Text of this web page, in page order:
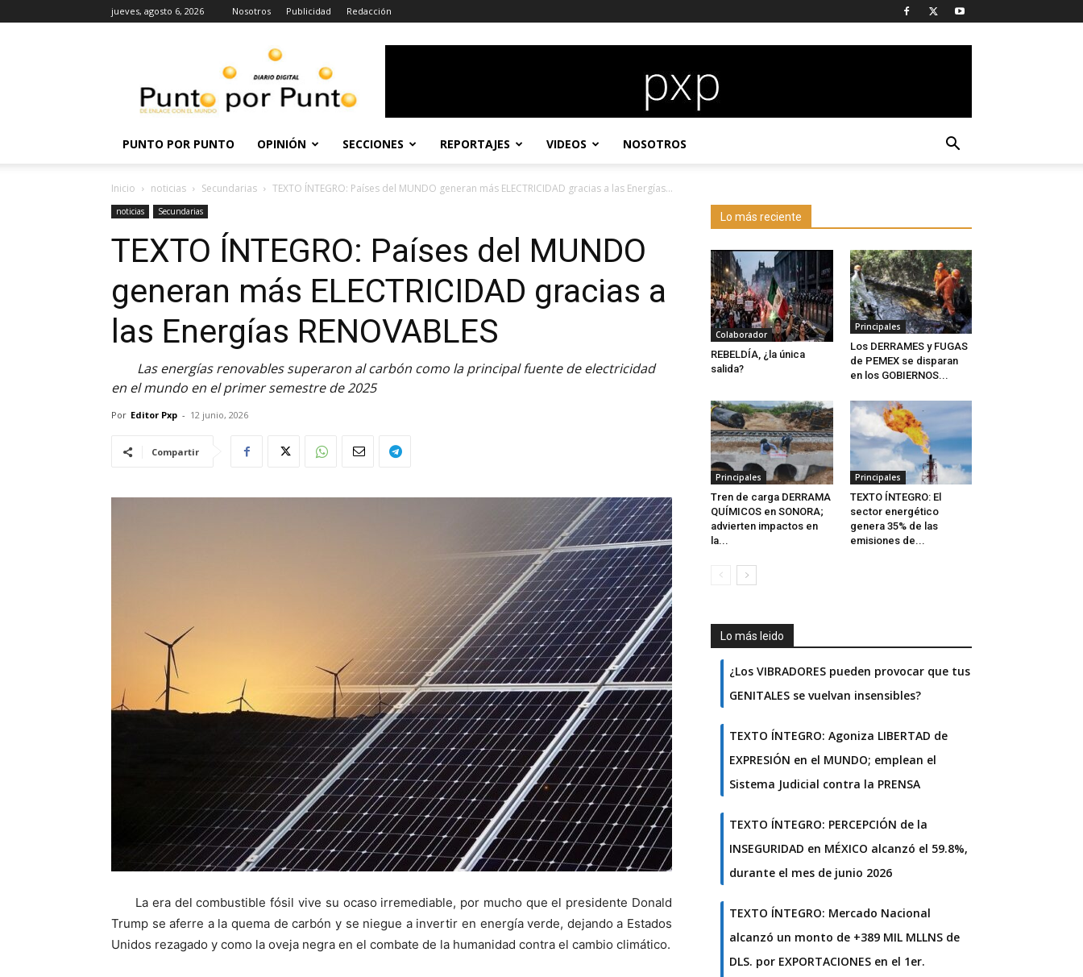
jueves, agosto 6, 2026 Nosotros Publicidad Redacción
Punto
PUNTO POR PUNTO OPINIÓN SECCIONES REPORTAJES VIDEOS NOSOTROS
Inicio noticias Secundarias TEXTO ÍNTEGRO: Países del MUNDO generan más ELECTRICIDAD gracias a las Energías...
noticias Secundarias
TEXTO ÍNTEGRO: Países del MUNDO
generan más ELECTRICIDAD gracias a
las Energías RENOVABLES
Las energías renovables superaron al carbón como la principal fuente de electricidad
en el mundo en el primer semestre de 2025
Por Editor Pxp - 12 junio, 2026
Compartir
La era del combustible fósil vive su ocaso irremediable, por mucho que el presidente Donald
Trump se aferre a la quema de carbón y se niegue a invertir en energía verde, dejando a Estados
Unidos rezagado y como la oveja negra en el combate de la humanidad contra el cambio climático.
Lo más reciente
Colaborador
REBELDÍA, ¿la única
salida?
Principales
Los DERRAMES y FUGAS
de PEMEX se disparan
en los GOBIERNOS...
Principales
Tren de carga DERRAMA
QUÍMICOS en SONORA;
advierten impactos en
la...
Principales
TEXTO ÍNTEGRO: El
sector energético
genera 35% de las
emisiones de...
Lo más leido
¿Los VIBRADORES pueden provocar que tus
GENITALES se vuelvan insensibles?
TEXTO ÍNTEGRO: Agoniza LIBERTAD de
EXPRESIÓN en el MUNDO; emplean el
Sistema Judicial contra la PRENSA
TEXTO ÍNTEGRO: PERCEPCIÓN de la
INSEGURIDAD en MÉXICO alcanzó el 59.8%,
durante el mes de junio 2026
TEXTO ÍNTEGRO: Mercado Nacional
alcanzó un monto de +389 MIL MLLNS de
DLS. por EXPORTACIONES en el 1er.